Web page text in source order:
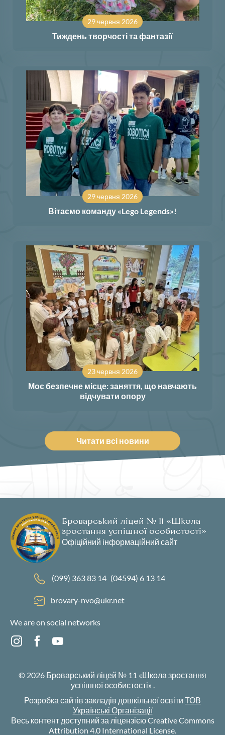
29 червня 2026
Тиждень творчості та фантазії
29 червня 2026
Вітаємо команду «Lego Legends»!
23 червня 2026
Моє безпечне місце: заняття, що навчають
відчувати опору
Читати всі новини
Броварський ліцей № 11 «Школа
зростання успішної особистості»
Офіційний інформаційний сайт
(099) 363 83 14 (04594) 6 13 14
brovary-nvo@ukr.net
We are on social networks
© 2026 Броварський ліцей № 11 «Школа зростання
успішної особистості» .
Розробка сайтів закладів дошкільної освіти ТОВ
Українські Організації
Весь контент доступний за ліцензією Creative Commons
Attribution 4.0 International License.